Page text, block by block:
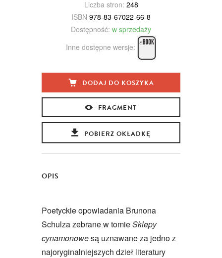
Liczba stron: 248
ISBN 978-83-67022-66-8
Dostępność: w sprzedaży
Inne dostępne wersje:
DODAJ DO KOSZYKA
FRAGMENT
POBIERZ OKŁADKĘ
OPIS
Poetyckie opowiadania Brunona
Schulza zebrane w tomieSklepy
cynamonowesą uznawane za jedno z
najoryginalniejszych dzieł literatury